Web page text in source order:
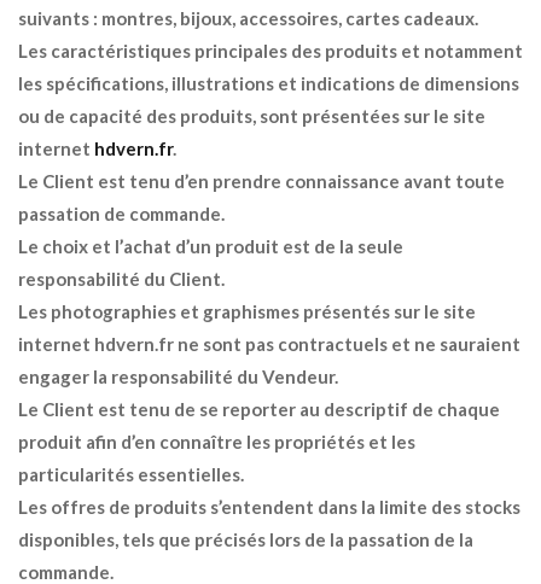
suivants : montres, bijoux, accessoires, cartes cadeaux.
Les caractéristiques principales des produits et notamment
les spécifications, illustrations et indications de dimensions
ou de capacité des produits, sont présentées sur le site
internet hdvern.fr.
Le Client est tenu d’en prendre connaissance avant toute
passation de commande.
Le choix et l’achat d’un produit est de la seule
responsabilité du Client.
Les photographies et graphismes présentés sur le site
internet hdvern.fr ne sont pas contractuels et ne sauraient
engager la responsabilité du Vendeur.
Le Client est tenu de se reporter au descriptif de chaque
produit afin d’en connaître les propriétés et les
particularités essentielles.
Les offres de produits s’entendent dans la limite des stocks
disponibles, tels que précisés lors de la passation de la
commande.